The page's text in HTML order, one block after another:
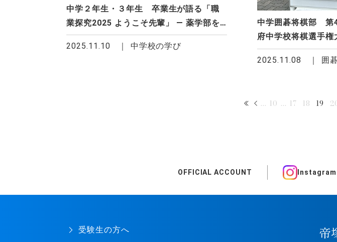
中学２年生・３年生 卒業生が語る「職
業探究2025 ようこそ先輩」 ― 薬学部を
テーマに多様な進路を学ぶ ―
2025.11.10
中学校の学び
中学囲碁将棋部 第
府中学校将棋選手
2025.11.08 囲
... 10 ... 17 18 19
OFFICIAL ACCOUNT Instagram
受験生の方へ 帝